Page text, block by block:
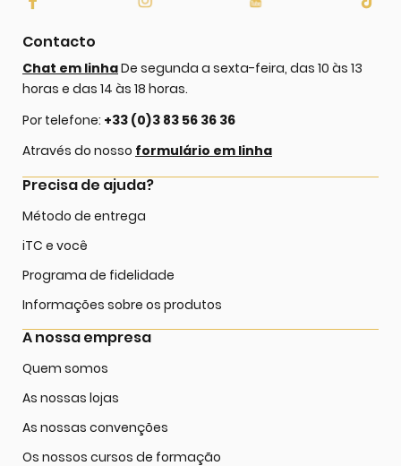
Contacto
Chat em linhaDe segunda a sexta-feira, das 10 às 13
horas e das 14 às 18 horas.
Por telefone: +33 (0)3 83 56 36 36
Através do nosso formulário em linha
A nossa empresa
Quem somos
As nossas lojas
As nossas convenções
Os nossos cursos de formação
Precisa de ajuda?
Método de entrega
iTC e você
Programa de fidelidade
Informações sobre os produtos